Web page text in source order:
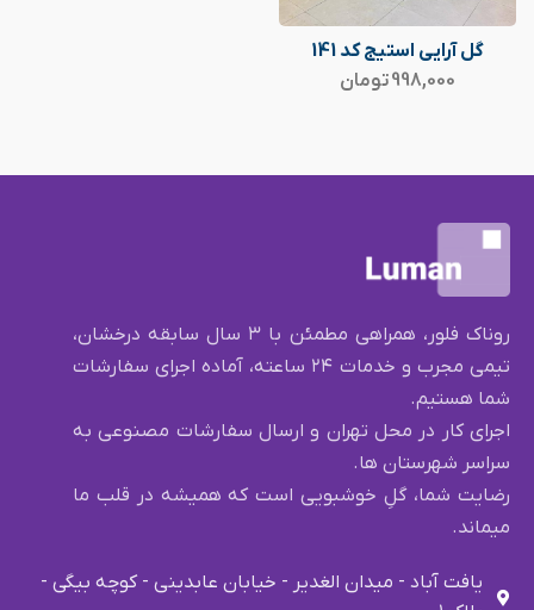
گل آرایی استیج کد 141
998,000تومان
روناک فلور، همراهی مطمئن با ۳ سال سابقه درخشان،
تیمی مجرب و خدمات ۲۴ ساعته، آماده اجرای سفارشات
شما هستیم.
اجرای کار در محل تهران و ارسال سفارشات مصنوعی به
سراسر شهرستان ها.
رضایت شما، گلِ خوشبویی است که همیشه در قلب ما
میماند.
یافت آباد - میدان الغدیر - خیابان عابدینی - کوچه بیگی -